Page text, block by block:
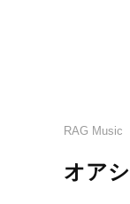
RAG Music
オア